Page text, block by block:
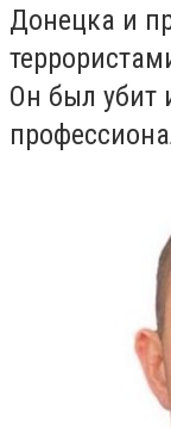
Донецка и
Он был убит